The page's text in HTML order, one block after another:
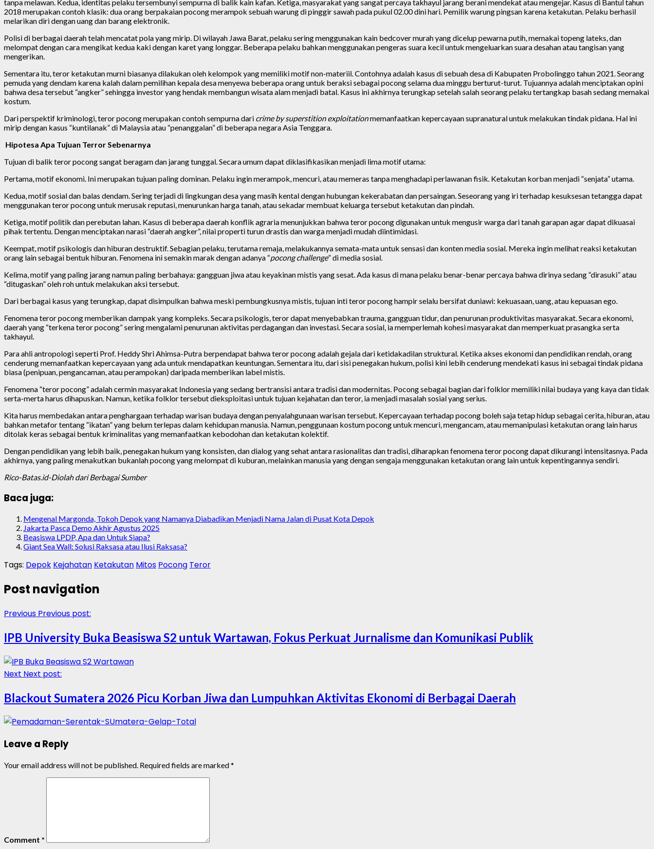
tanpa melawan. Kedua, identitas pelaku tersembunyi sempurna di balik kain kafan. Ketiga, masyarakat yang sangat percaya takhayul jarang berani mendekat atau mengejar. Kasus di Bantul tahun
2018 merupakan contoh klasik: dua orang berpakaian pocong merampok sebuah warung di pinggir sawah pada pukul 02.00 dini hari. Pemilik warung pingsan karena ketakutan. Pelaku berhasil
melarikan diri dengan uang dan barang elektronik.
Polisi di berbagai daerah telah mencatat pola yang mirip. Di wilayah Jawa Barat, pelaku sering menggunakan kain bedcover murah yang dicelup pewarna putih, memakai topeng lateks, dan
melompat dengan cara mengikat kedua kaki dengan karet yang longgar. Beberapa pelaku bahkan menggunakan pengeras suara kecil untuk mengeluarkan suara desahan atau tangisan yang
mengerikan.
Sementara itu, teror ketakutan murni biasanya dilakukan oleh kelompok yang memiliki motif non-materiil. Contohnya adalah kasus di sebuah desa di Kabupaten Probolinggo tahun 2021. Seorang
pemuda yang dendam karena kalah dalam pemilihan kepala desa menyewa beberapa orang untuk beraksi sebagai pocong selama dua minggu berturut-turut. Tujuannya adalah menciptakan opini
bahwa desa tersebut “angker” sehingga investor yang hendak membangun wisata alam menjadi batal. Kasus ini akhirnya terungkap setelah salah seorang pelaku tertangkap basah sedang memakai
kostum.
Dari perspektif kriminologi, teror pocong merupakan contoh sempurna dari crime by superstition exploitationmemanfaatkan kepercayaan supranatural untuk melakukan tindak pidana. Hal ini
mirip dengan kasus “kuntilanak” di Malaysia atau “penanggalan” di beberapa negara Asia Tenggara.
Hipotesa Apa Tujuan Terror Sebenarnya
Tujuan di balik teror pocong sangat beragam dan jarang tunggal. Secara umum dapat diklasifikasikan menjadi lima motif utama:
Pertama, motif ekonomi. Ini merupakan tujuan paling dominan. Pelaku ingin merampok, mencuri, atau memeras tanpa menghadapi perlawanan fisik. Ketakutan korban menjadi “senjata” utama.
Kedua, motif sosial dan balas dendam. Sering terjadi di lingkungan desa yang masih kental dengan hubungan kekerabatan dan persaingan. Seseorang yang iri terhadap kesuksesan tetangga dapat
menggunakan teror pocong untuk merusak reputasi, menurunkan harga tanah, atau sekadar membuat keluarga tersebut ketakutan dan pindah.
Ketiga, motif politik dan perebutan lahan. Kasus di beberapa daerah konflik agraria menunjukkan bahwa teror pocong digunakan untuk mengusir warga dari tanah garapan agar dapat dikuasai
pihak tertentu. Dengan menciptakan narasi “daerah angker”, nilai properti turun drastis dan warga menjadi mudah diintimidasi.
Keempat, motif psikologis dan hiburan destruktif. Sebagian pelaku, terutama remaja, melakukannya semata-mata untuk sensasi dan konten media sosial. Mereka ingin melihat reaksi ketakutan
orang lain sebagai bentuk hiburan. Fenomena ini semakin marak dengan adanya “pocong challenge” di media sosial.
Kelima, motif yang paling jarang namun paling berbahaya: gangguan jiwa atau keyakinan mistis yang sesat. Ada kasus di mana pelaku benar-benar percaya bahwa dirinya sedang “dirasuki” atau
“ditugaskan” oleh roh untuk melakukan aksi tersebut.
Dari berbagai kasus yang terungkap, dapat disimpulkan bahwa meski pembungkusnya mistis, tujuan inti teror pocong hampir selalu bersifat duniawi: kekuasaan, uang, atau kepuasan ego.
Fenomena teror pocong memberikan dampak yang kompleks. Secara psikologis, teror dapat menyebabkan trauma, gangguan tidur, dan penurunan produktivitas masyarakat. Secara ekonomi,
daerah yang “terkena teror pocong” sering mengalami penurunan aktivitas perdagangan dan investasi. Secara sosial, ia memperlemah kohesi masyarakat dan memperkuat prasangka serta
takhayul.
Para ahli antropologi seperti Prof. Heddy Shri Ahimsa-Putra berpendapat bahwa teror pocong adalah gejala dari ketidakadilan struktural. Ketika akses ekonomi dan pendidikan rendah, orang
cenderung memanfaatkan kepercayaan yang ada untuk mendapatkan keuntungan. Sementara itu, dari sisi penegakan hukum, polisi kini lebih cenderung mendekati kasus ini sebagai tindak pidana
biasa (penipuan, pengancaman, atau perampokan) daripada memberikan label mistis.
Fenomena “teror pocong” adalah cermin masyarakat Indonesia yang sedang bertransisi antara tradisi dan modernitas. Pocong sebagai bagian dari folklor memiliki nilai budaya yang kaya dan tidak
serta-merta harus dihapuskan. Namun, ketika folklor tersebut dieksploitasi untuk tujuan kejahatan dan teror, ia menjadi masalah sosial yang serius.
Kita harus membedakan antara penghargaan terhadap warisan budaya dengan penyalahgunaan warisan tersebut. Kepercayaan terhadap pocong boleh saja tetap hidup sebagai cerita, hiburan, atau
bahkan metafor tentang “ikatan” yang belum terlepas dalam kehidupan manusia. Namun, penggunaan kostum pocong untuk mencuri, mengancam, atau memanipulasi ketakutan orang lain harus
ditolak keras sebagai bentuk kriminalitas yang memanfaatkan kebodohan dan ketakutan kolektif.
Dengan pendidikan yang lebih baik, penegakan hukum yang konsisten, dan dialog yang sehat antara rasionalitas dan tradisi, diharapkan fenomena teror pocong dapat dikurangi intensitasnya. Pada
akhirnya, yang paling menakutkan bukanlah pocong yang melompat di kuburan, melainkan manusia yang dengan sengaja menggunakan ketakutan orang lain untuk kepentingannya sendiri.
Rico-Batas.id-Diolah dari Berbagai Sumber
Baca juga:
Mengenal Margonda, Tokoh Depok yang Namanya Diabadikan Menjadi Nama Jalan di Pusat Kota Depok
Jakarta Pasca Demo Akhir Agustus 2025
Beasiswa LPDP, Apa dan Untuk Siapa?
Giant Sea Wall: Solusi Raksasa atau Ilusi Raksasa?
Tags: Depok Kejahatan Ketakutan Mitos Pocong Teror
Post navigation
Previous Previous post:
IPB University Buka Beasiswa S2 untuk Wartawan, Fokus Perkuat Jurnalisme dan Komunikasi Publik
Next Next post:
Blackout Sumatera 2026 Picu Korban Jiwa dan Lumpuhkan Aktivitas Ekonomi di Berbagai Daerah
Leave a Reply
Your email address will not be published. Required fields are marked*
Comment *